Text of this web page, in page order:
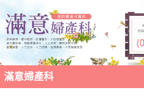
滿意婦產科